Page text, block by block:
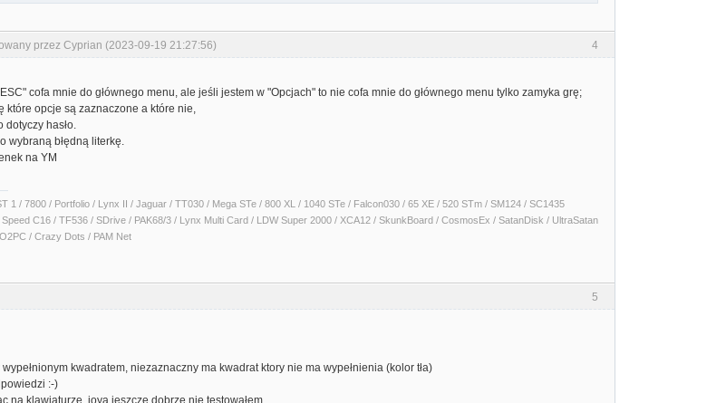
4
przez Cyprian (2023-09-19 21:27:56)
cofa mnie do głównego menu, ale jeśli jestem w "Opcjach" to nie cofa mnie do głównego menu tylko zamyka grę;
opcje są zaznaczone a które nie,
hasło.
wybraną błędną literkę.
na YM
1 / 7800 / Portfolio / Lynx II / Jaguar / TT030 / Mega STe / 800 XL / 1040 STe / Falcon030 / 65 XE / 520 STm / SM124 / SC1435
C16 / TF536 / SDrive / PAK68/3 / Lynx Multi Card / LDW Super 2000 / XCA12 / SkunkBoard / CosmosEx / SatanDisk / UltraSatan
/ Crazy Dots / PAM Net
5
kwadratem, niezaznaczny ma kwadrat ktory nie ma wypełnienia (kolor tła)
:-)
na klawiaturze, joya jeszcze dobrze nie testowałem